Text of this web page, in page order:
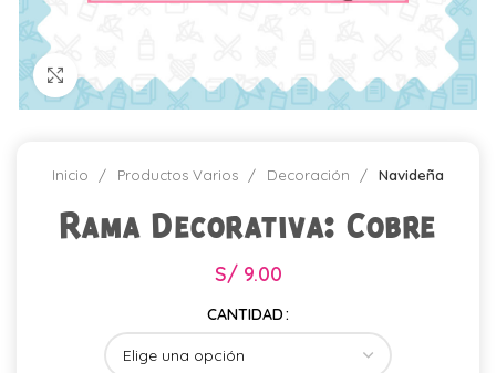
Click para agrandar
Inicio Productos Varios Decoración Navideña
Rama Decorativa: Cobre
S/9.00
CANTIDAD